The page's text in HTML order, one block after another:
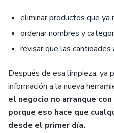
eliminar productos que ya
ordenar nombres y
revisar que las
Después de esa limpieza, ya
información a la nueva
el negocio no arranque
porque eso hace que
desde el primer día.